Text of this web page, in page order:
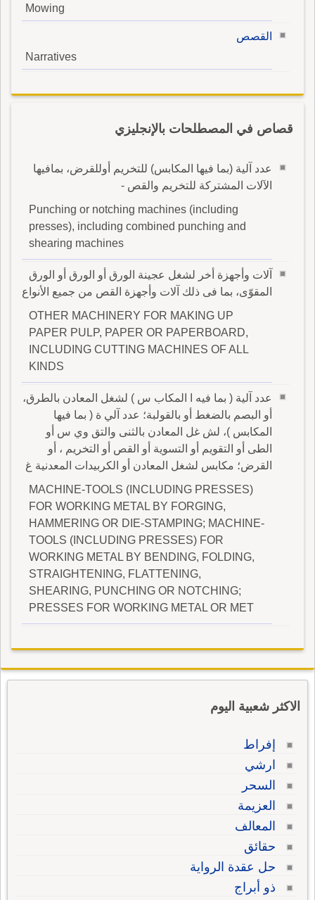
Mowing
القصص
Narratives
قصاص في المصطلحات بالإنجليزي
عدد آلية (بما فيها المكابس) للتخريم أوللقرض، بمافيها
الآلات المشتركة للتخريم والقص -
Punching or notching machines (including
presses), including combined punching and
shearing machines
آلات وأجهزة أخر لشغل عجينة الورق أو الورق أو الورق
المقوّى، بما فى ذلك آلات وأجهزة القص من جميع الأنواع
OTHER MACHINERY FOR MAKING UP
PAPER PULP, PAPER OR PAPERBOARD,
INCLUDING CUTTING MACHINES OF ALL
KINDS
عدد آلية ( بما فيه ا المكاب س ) لشغل المعادن بالطرق،
أو البصم بالضغط أو بالقولبة؛ عدد آلي ة ( بما فيها
المكابس )، لش غل المعادن بالثنى والتق وي س أو
الطى أو التقويم أو التسوية أو القص أو التخريم ، أو
القرض؛ مكابس لشغل المعادن أو الكربيدات المعدنية غ
MACHINE-TOOLS (INCLUDING PRESSES)
FOR WORKING METAL BY FORGING,
HAMMERING OR DIE-STAMPING; MACHINE-
TOOLS (INCLUDING PRESSES) FOR
WORKING METAL BY BENDING, FOLDING,
STRAIGHTENING, FLATTENING,
SHEARING, PUNCHING OR NOTCHING;
PRESSES FOR WORKING METAL OR MET
الاكثر شعبية اليوم
إفراط
ارشي
السحر
العزيمة
المعالف
حقائق
حل عقدة الرواية
ذو أبراج